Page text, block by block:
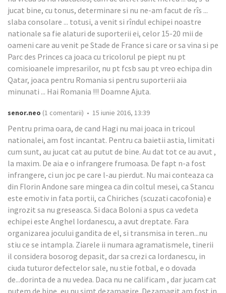
jucat bine, cu tonus, determinare si nu ne-am facut de rîs ...
slaba consolare ... totusi, a venit si rîndul echipei noastre
nationale sa fie alaturi de suporterii ei, celor 15-20 mii de
oameni care au venit pe Stade de France si care or sa vina si pe
Parc des Princes ca joaca cu tricolorul pe piept nu pt
comisioanele impresarilor, nu pt fcsb sau pt vreo echipa din
Qatar, joaca pentru Romania si pentru suporterii aia
minunati ... Hai Romania !!! Doamne Ajuta.
senor.neo (1 comentarii) • 15 iunie 2016, 13:39
Pentru prima oara, de cand Hagi nu mai joaca in tricoul
nationalei, am fost incantat. Pentru ca baietii astia, limitati
cum sunt, au jucat cat au putut de bine. Au dat tot ce au avut ,
la maxim. De aia e o infrangere frumoasa. De fapt n-a fost
infrangere, ci un joc pe care l-au pierdut. Nu mai conteaza ca
din Florin Andone sare mingea ca din coltul mesei, ca Stancu
este emotiv in fata portii, ca Chiriches (scuzati cacofonia) e
ingrozit sa nu greseasca. Si daca Boloni a spus ca vedeta
echipei este Anghel Iordanescu, a avut dreptate. Fara
organizarea jocului gandita de el, si transmisa in teren...nu
stiu ce se intampla. Ziarele ii numara agramatismele, tinerii
il considera bosorog depasit, dar sa crezi ca Iordanescu, in
ciuda tuturor defectelor sale, nu stie fotbal, e o dovada
de...dorinta de a nu vedea. Daca nu ne calificam , dar jucam cat